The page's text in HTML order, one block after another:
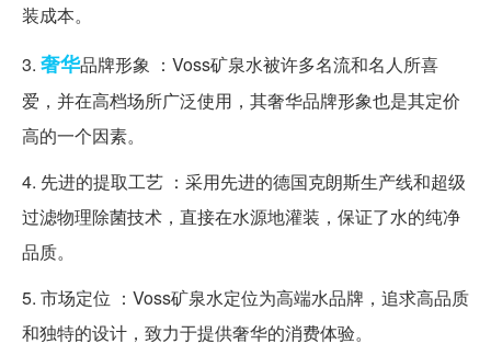
装成本。
3. 奢华品牌形象 ：Voss矿泉水被许多名流和名人所喜
爱，并在高档场所广泛使用，其奢华品牌形象也是其定价
高的一个因素。
4. 先进的提取工艺 ：采用先进的德国克朗斯生产线和超级
过滤物理除菌技术，直接在水源地灌装，保证了水的纯净
品质。
5. 市场定位 ：Voss矿泉水定位为高端水品牌，追求高品质
和独特的设计，致力于提供奢华的消费体验。